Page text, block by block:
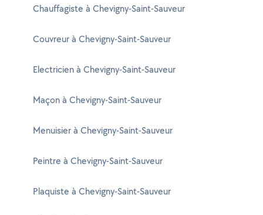
Chauffagiste à Chevigny-Saint-Sauveur
Couvreur à Chevigny-Saint-Sauveur
Electricien à Chevigny-Saint-Sauveur
Maçon à Chevigny-Saint-Sauveur
Menuisier à Chevigny-Saint-Sauveur
Peintre à Chevigny-Saint-Sauveur
Plaquiste à Chevigny-Saint-Sauveur